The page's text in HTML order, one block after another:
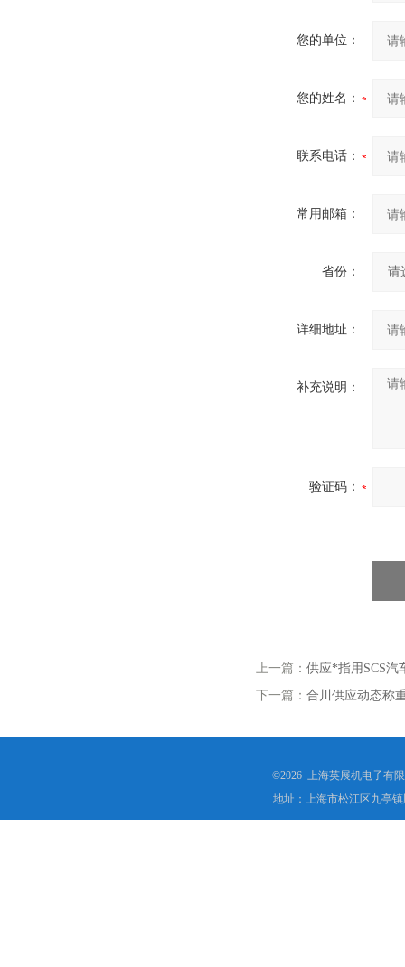
您的单位：
您的姓名：
联系电话：
常用邮箱：
省份：
详细地址：
补充说明：
验证码：
上一篇： 供应*指用SCS汽
下一篇： 合川供应动态称
©2026 上海英展机电子有
地址：上海市松江区九亭镇